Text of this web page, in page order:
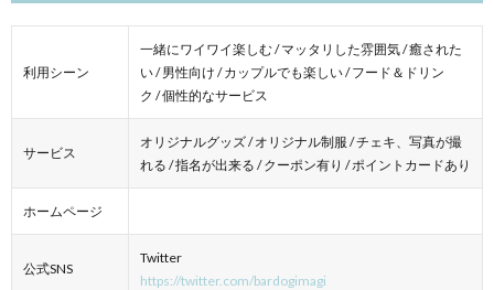
利用シーン
一緒にワイワイ楽しむ / マッタリした雰囲気 / 癒された
い / 男性向け / カップルでも楽しい / フード＆ドリン
ク / 個性的なサービス
サービス
オリジナルグッズ / オリジナル制服 / チェキ、写真が撮
れる / 指名が出来る / クーポン有り / ポイントカードあり
ホームページ
公式SNS
Twitter
https://twitter.com/bardogimagi